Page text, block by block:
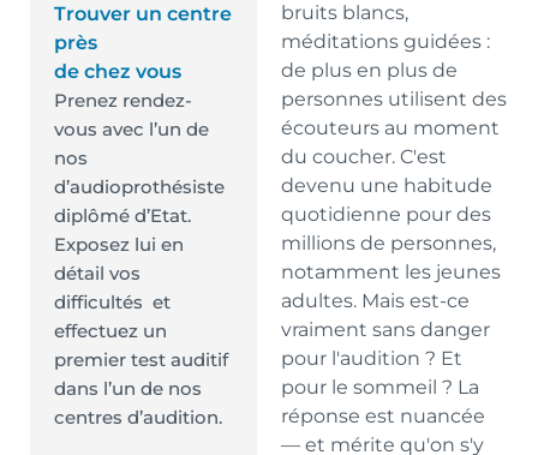
Trouver un centre
près
de chez vous
Prenez rendez-
vous avec l’un de
nos
d’audioprothésiste
diplômé d’Etat.
Exposez lui en
détail vos
difficultés et
effectuez un
premier test auditif
dans l’un de nos
centres d’audition.
bruits blancs,
méditations guidées :
de plus en plus de
personnes utilisent des
écouteurs au moment
du coucher. C'est
devenu une habitude
quotidienne pour des
millions de personnes,
notamment les jeunes
adultes. Mais est-ce
vraiment sans danger
pour l'audition ? Et
pour le sommeil ? La
réponse est nuancée
— et mérite qu'on s'y